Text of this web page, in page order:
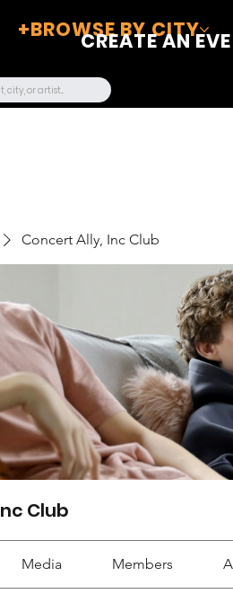
+BROWSE BY CITY
CREATE AN
Concert Ally, Inc Club
Club
Media Members